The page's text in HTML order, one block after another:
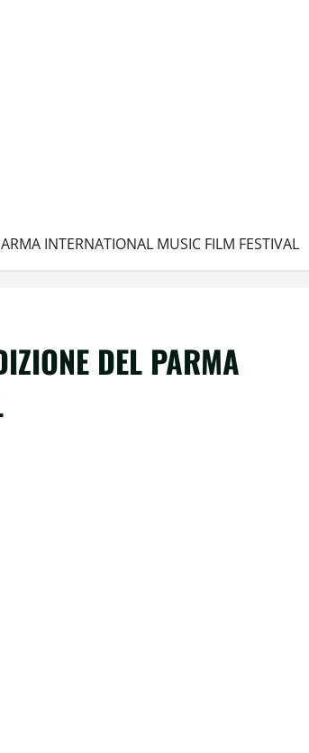
INTERNATIONAL MUSIC FILM FESTIVAL
DEL PARMA